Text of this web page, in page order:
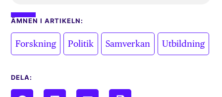
ÄMNEN I ARTIKELN:
Forskning Politik Samverkan Utbildning
DELA: